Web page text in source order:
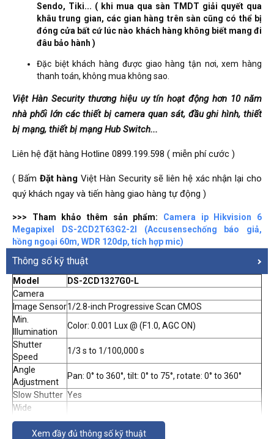
Sendo, Tiki... ( khi mua qua sàn TMDT giải quyết qua
khâu trung gian, các gian hàng trên sàn cũng có thể bị
đóng cửa bất cứ lúc nào khách hàng không biết mang đi
đâu bảo hành )
Đặc biệt khách hàng được giao hàng tận nơi, xem hàng
thanh toán, không mua không sao.
Việt Hàn Security thương hiệu uy tín hoạt động hơn 10 năm
nhà phối lớn các thiết bị camera quan sát, đầu ghi hình, thiết
bị mạng, thiết bị mạng Hub Switch...
Liên hệ đặt hàng Hotline 0899.199.598 ( miễn phí cước )
( Bấm Đặt hàng Việt Hàn Security sẽ liên hệ xác nhận lại cho
quý khách ngay và tiến hàng giao hàng tự động )
>>> Tham khảo thêm sản phẩm: Camera ip Hikvision 6
Megapixel DS-2CD2T63G2-2I (Accusensechống báo giả,
hồng ngoại 60m, WDR 120dp, tích hợp mic)
Thông số kỹ thuật
Model
DS-2CD1327G0-L
Camera
Image Sensor1/2.8-inch Progressive Scan CMOS
Min.
Illumination
Color: 0.001 Lux @ (F1.0, AGC ON)
Shutter
Speed
1/3 s to 1/100,000 s
Angle
Adjustment
Pan: 0° to 360°, tilt: 0° to 75°, rotate: 0° to 360°
Slow Shutter Yes
Wide
Dynamic
Range
Digital WDR
Xem đầy đủ thông số kỹ thuật